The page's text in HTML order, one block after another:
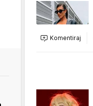
Komentiraj